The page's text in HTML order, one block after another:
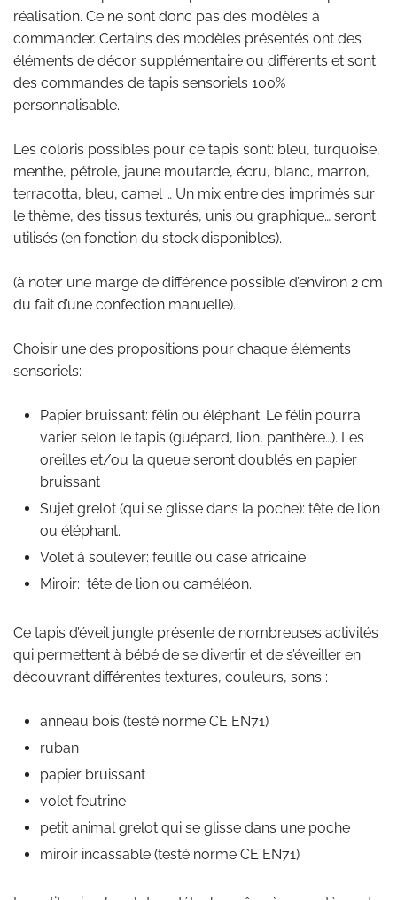
réalisation. Ce ne sont donc pas des modèles à
commander. Certains des modèles présentés ont des
éléments de décor supplémentaire ou différents et sont
des commandes de tapis sensoriels 100%
personnalisable.
Les coloris possibles pour ce tapis sont: bleu, turquoise,
menthe, pétrole, jaune moutarde, écru, blanc, marron,
terracotta, bleu, camel … Un mix entre des imprimés sur
le thème, des tissus texturés, unis ou graphique… seront
utilisés (en fonction du stock disponibles).
(à noter une marge de différence possible d’environ 2 cm
du fait d’une confection manuelle).
Choisir une des propositions pour chaque éléments
sensoriels:
Papier bruissant: félin ou éléphant. Le félin pourra
varier selon le tapis (guépard, lion, panthère…). Les
oreilles et/ou la queue seront doublés en papier
bruissant
Sujet grelot (qui se glisse dans la poche): tête de lion
ou éléphant.
Volet à soulever: feuille ou case africaine.
Miroir: tête de lion ou caméléon.
Ce tapis d’éveil jungle présente de nombreuses activités
qui permettent à bébé de se divertir et de s’éveiller en
découvrant différentes textures, couleurs, sons :
anneau bois (testé norme CE EN71)
ruban
papier bruissant
volet feutrine
petit animal grelot qui se glisse dans une poche
miroir incassable (testé norme CE EN71)